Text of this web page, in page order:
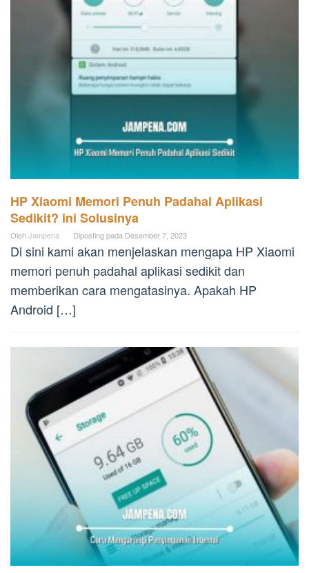
HP Xiaomi Memori Penuh Padahal Aplikasi
Sedikit? ini Solusinya
OlehJampena Diposting pada Desember 7, 2023
Di sini kami akan menjelaskan mengapa HP Xiaomi
memori penuh padahal aplikasi sedikit dan
memberikan cara mengatasinya. Apakah HP
Android […]